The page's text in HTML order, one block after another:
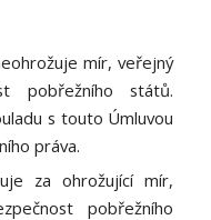
mír, veřejný
pobřežního států.
s touto Úmluvou
práva.
za ohrožující mír,
pobřežního